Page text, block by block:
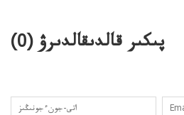
پىكىر قالدىقالدىرۋ (0
)